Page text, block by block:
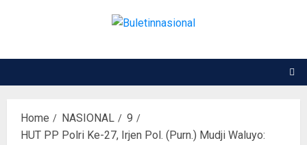
Home NASIONAL
9
HUT PP Polri Ke-27, Irjen Pol. (Purn.) Mudji Waluyo: